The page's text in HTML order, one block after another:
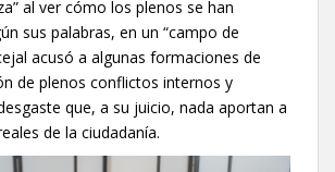
al ver cómo los plenos se han
sus palabras, en un “campo de
acusó a algunas formaciones de
de plenos conflictos internos y
que, a su juicio, nada aportan a
de la ciudadanía.